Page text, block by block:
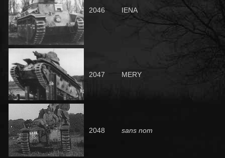
2046 IENA
2047 MERY
2048 sans nom